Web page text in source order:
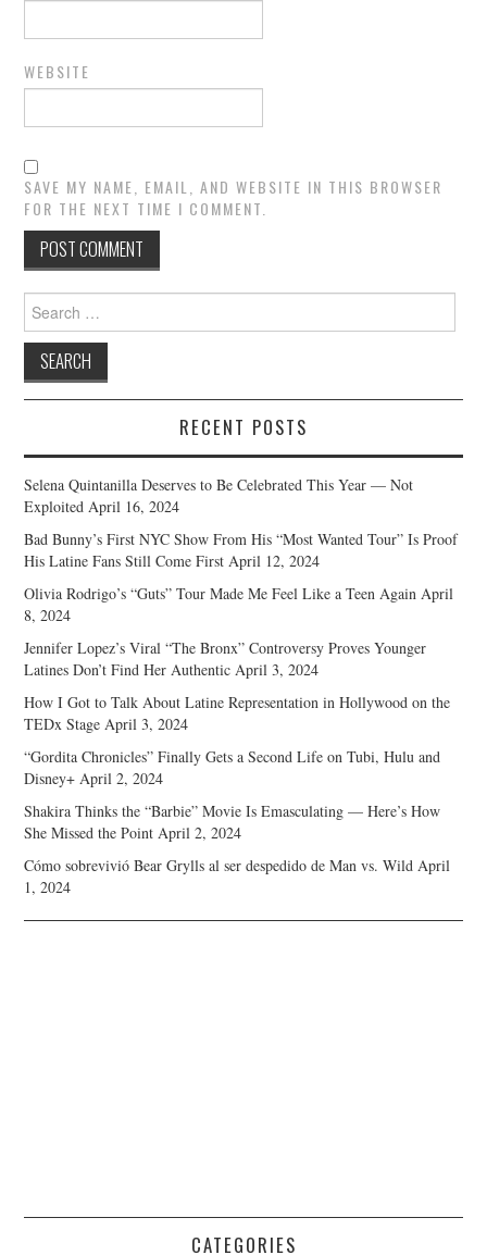
WEBSITE
SAVE MY NAME, EMAIL, AND WEBSITE IN THIS BROWSER
FOR THE NEXT TIME I COMMENT.
for:
RECENT POSTS
Selena Quintanilla Deserves to Be Celebrated This Year — Not
Exploited April 16, 2024
Bad Bunny’s First NYC Show From His “Most Wanted Tour” Is Proof
His Latine Fans Still Come First April 12, 2024
Olivia Rodrigo’s “Guts” Tour Made Me Feel Like a Teen Again April
8, 2024
Jennifer Lopez’s Viral “The Bronx” Controversy Proves Younger
Latines Don’t Find Her Authentic April 3, 2024
How I Got to Talk About Latine Representation in Hollywood on the
TEDx Stage April 3, 2024
“Gordita Chronicles” Finally Gets a Second Life on Tubi, Hulu and
Disney+ April 2, 2024
Shakira Thinks the “Barbie” Movie Is Emasculating — Here’s How
She Missed the Point April 2, 2024
Cómo sobrevivió Bear Grylls al ser despedido de Man vs. Wild April
1, 2024
CATEGORIES